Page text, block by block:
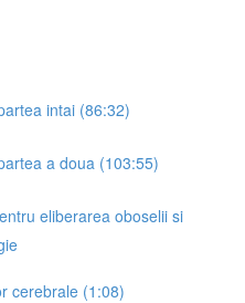
intai (86:32)
a doua (103:55)
eliberarea oboselii si
cerebrale (1:08)